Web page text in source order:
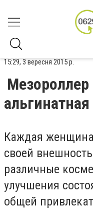
15:29, 3 вересня 2015 р.
Каждая женщина
своей
различные
улучшения
общей